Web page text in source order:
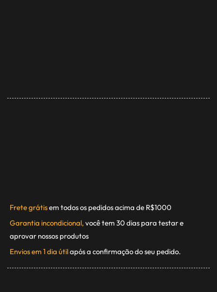
Frete grátisem todos os pedidos acima de R$1000
Garantia incondicional, você tem 30 dias para testar e
aprovar nossos produtos
Envios em 1 dia útilapós a confirmação do seu pedido.